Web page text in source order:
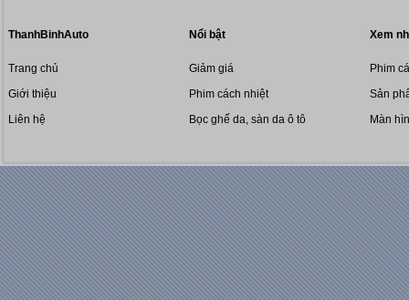
ThanhBinhAuto
Trang chủ
Giới thiệu
Liên hệ
Nổi bật
Giảm giá
Phim cách nhiệt
Bọc ghế da, sàn da ô tô
Xem
Phim
Sản
Màn